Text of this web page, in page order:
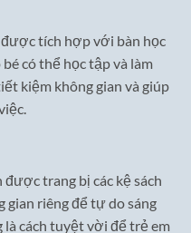
tích hợp với bàn học
có thể học tập và làm
kiệm không gian và giúp
trang bị các kệ sách
gian riêng để tự do sáng
cách tuyệt vời để trẻ em